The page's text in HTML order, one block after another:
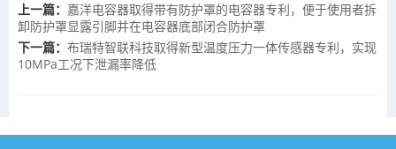
上一篇： 嘉洋电容器取得带有防护罩的电容器专利，便于使用者拆
卸防护罩显露引脚并在电容器底部闭合防护罩
下一篇： 布瑞特智联科技取得新型温度压力一体传感器专利，实现
10MPa工况下泄漏率降低